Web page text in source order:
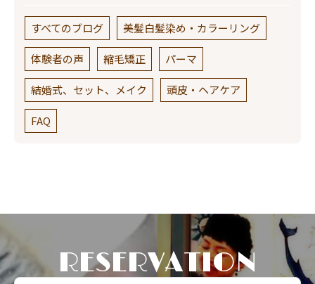
すべてのブログ 美髪白髪染め・カラーリング
体験者の声 縮毛矯正 パーマ
結婚式、セット、メイク 頭皮・ヘアケア
FAQ
RESERVATION